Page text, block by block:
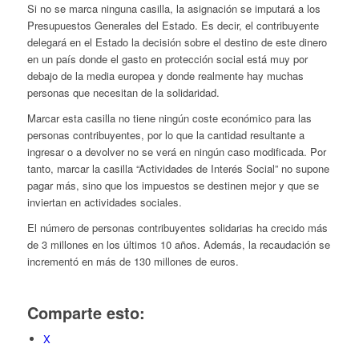
Si no se marca ninguna casilla, la asignación se imputará a los
Presupuestos Generales del Estado. Es decir, el contribuyente
delegará en el Estado la decisión sobre el destino de este dinero
en un país donde el gasto en protección social está muy por
debajo de la media europea y donde realmente hay muchas
personas que necesitan de la solidaridad.
Marcar esta casilla no tiene ningún coste económico para las
personas contribuyentes, por lo que la cantidad resultante a
ingresar o a devolver no se verá en ningún caso modificada. Por
tanto, marcar la casilla “Actividades de Interés Social” no supone
pagar más, sino que los impuestos se destinen mejor y que se
inviertan en actividades sociales.
El número de personas contribuyentes solidarias ha crecido más
de 3 millones en los últimos 10 años. Además, la recaudación se
incrementó en más de 130 millones de euros.
Comparte esto:
X